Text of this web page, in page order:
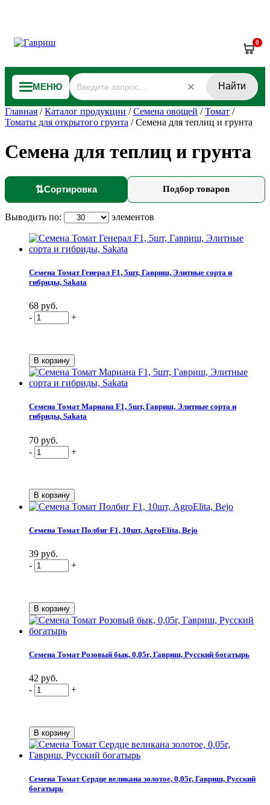
0
МЕНЮ Найти
Главная /Каталог продукции /Семена овощей /Томат /
Томаты для открытого грунта /Семена для теплиц и грунта
Семена для теплиц и грунта
⇅Сортировка Подбор товаров
Выводить по: элементов
Семена Томат Генерал F1, 5шт, Гавриш, Элитные сорта и
гибриды, Sakata
68 руб.
-
+
Семена Томат Мариана F1, 5шт, Гавриш, Элитные сорта и
гибриды, Sakata
70 руб.
-
+
Семена Томат Полбиг F1, 10шт, AgroElita, Bejo
39 руб.
-
+
Семена Томат Розовый бык, 0,05г, Гавриш, Русский богатырь
42 руб.
-
+
Семена Томат Сердце великана золотое, 0,05г, Гавриш, Русский
богатырь